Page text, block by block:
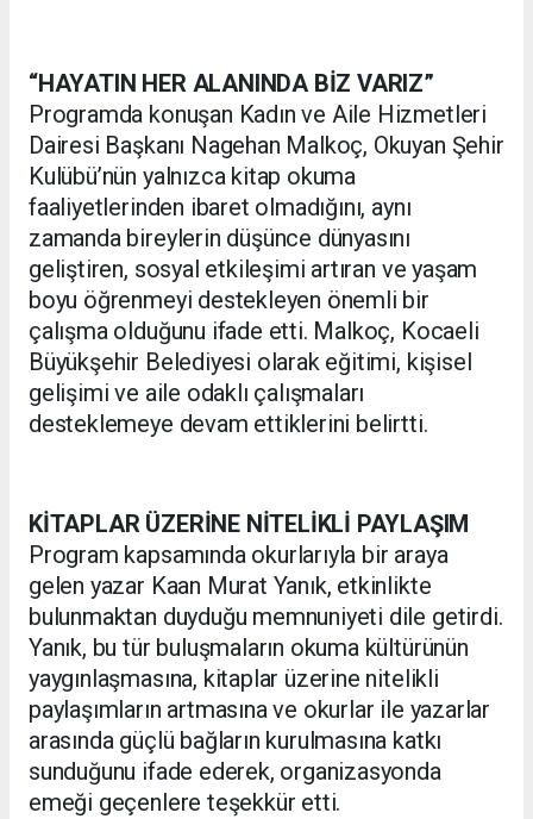
“HAYATIN HER ALANINDA BİZ VARIZ”
Programda konuşan Kadın ve Aile Hizmetleri
Dairesi Başkanı Nagehan Malkoç, Okuyan Şehir
Kulübü’nün yalnızca kitap okuma
faaliyetlerinden ibaret olmadığını, aynı
zamanda bireylerin düşünce dünyasını
geliştiren, sosyal etkileşimi artıran ve yaşam
boyu öğrenmeyi destekleyen önemli bir
çalışma olduğunu ifade etti. Malkoç, Kocaeli
Büyükşehir Belediyesi olarak eğitimi, kişisel
gelişimi ve aile odaklı çalışmaları
desteklemeye devam ettiklerini belirtti.
KİTAPLAR ÜZERİNE NİTELİKLİ PAYLAŞIM
Program kapsamında okurlarıyla bir araya
gelen yazar Kaan Murat Yanık, etkinlikte
bulunmaktan duyduğu memnuniyeti dile getirdi.
Yanık, bu tür buluşmaların okuma kültürünün
yaygınlaşmasına, kitaplar üzerine nitelikli
paylaşımların artmasına ve okurlar ile yazarlar
arasında güçlü bağların kurulmasına katkı
sunduğunu ifade ederek, organizasyonda
emeği geçenlere teşekkür etti.